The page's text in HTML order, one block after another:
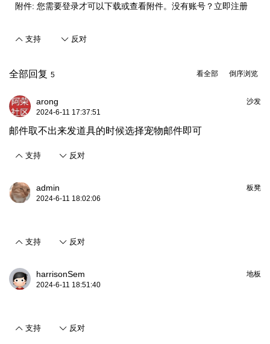
附件: 您需要登录才可以下载或查看附件。没有账号？ 立即注册
支持 反对
倒序浏览
看全部
全部回复 5
沙发
arong
2024-6-11 17:37:51
邮件取不出来发道具的时候选择宠物邮件即可
支持 反对
板凳
admin
2024-6-11 18:02:06
支持 反对
地板
harrisonSem
2024-6-11 18:51:40
支持 反对